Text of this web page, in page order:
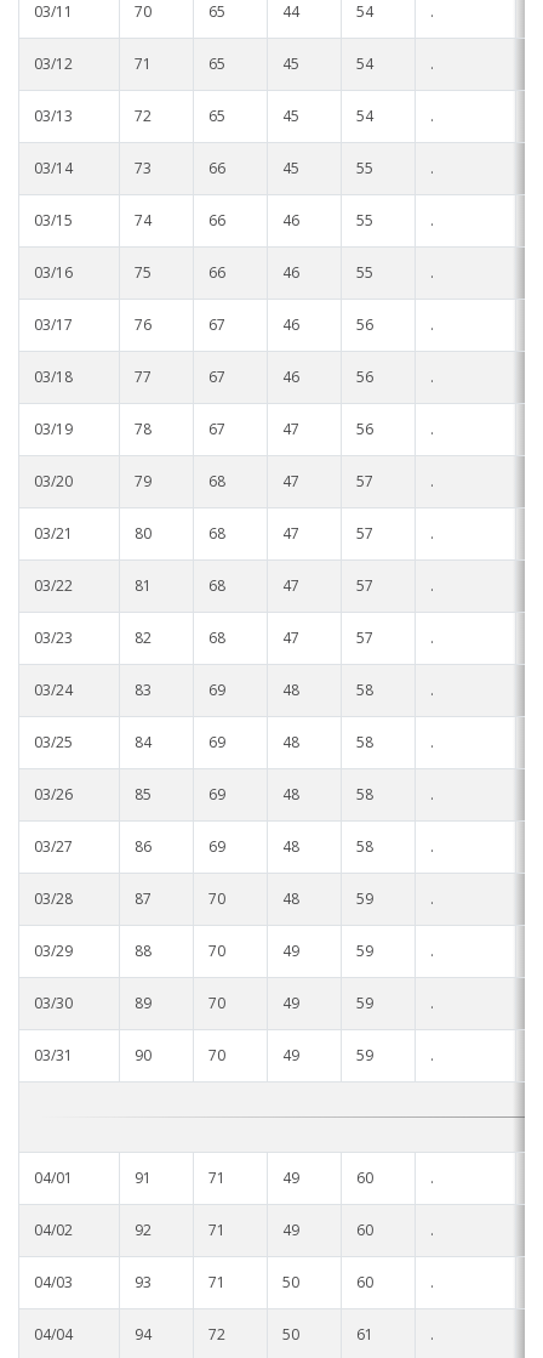
03/11 70 65 44 54 .
03/12 71 65 45 54 .
03/13 72 65 45 54 .
03/14 73 66 45 55 .
03/15 74 66 46 55 .
03/16 75 66 46 55 .
03/17 76 67 46 56 .
03/18 77 67 46 56 .
03/19 78 67 47 56 .
03/20 79 68 47 57 .
03/21 80 68 47 57 .
03/22 81 68 47 57 .
03/23 82 68 47 57 .
03/24 83 69 48 58 .
03/25 84 69 48 58 .
03/26 85 69 48 58 .
03/27 86 69 48 58 .
03/28 87 70 48 59 .
03/29 88 70 49 59 .
03/30 89 70 49 59 .
03/31 90 70 49 59 .
04/01 91 71 49 60 .
04/02 92 71 49 60 .
04/03 93 71 50 60 .
04/04 94 72 50 61 .